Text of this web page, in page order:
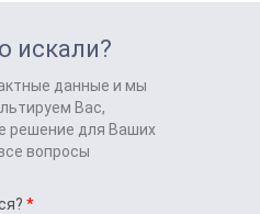
искали?
данные и мы
Вас,
решение для Ваших
вопросы